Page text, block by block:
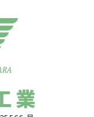
業